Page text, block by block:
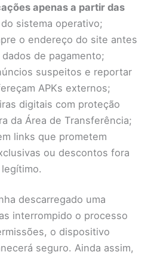
apenas a partir das
do sistema operativo;
o endereço do site antes
de pagamento;
suspeitos e reportar
APKs externos;
digitais com proteção
da Área de Transferência;
links que prometem
ou descontos fora
descarregado uma
interrompido o processo
o dispositivo
seguro. Ainda assim,